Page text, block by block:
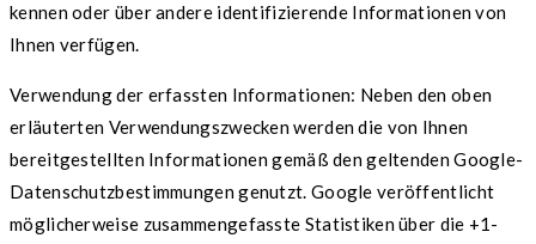
kennen oder über andere identifizierende Informationen von
Ihnen verfügen.
Verwendung der erfassten Informationen: Neben den oben
erläuterten Verwendungszwecken werden die von Ihnen
bereitgestellten Informationen gemäß den geltenden Google-
Datenschutzbestimmungen genutzt. Google veröffentlicht
möglicherweise zusammengefasste Statistiken über die +1-